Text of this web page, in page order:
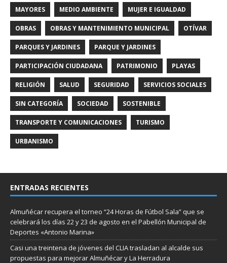
MAYORES MEDIO AMBIENTE MUJER E IGUALDAD
OBRAS OBRAS Y MANTENIMIENTO MUNICIPAL OTÍVAR
PARQUES Y JARDINES PARQUE Y JARDINES
PARTICIPACIÓN CIUDADANA PATRIMONIO PLAYAS
RELIGIÓN SALUD SEGURIDAD SERVICIOS SOCIALES
SIN CATEGORÍA SOCIEDAD SOSTENIBLE
TRANSPORTE Y COMUNICACIONES TURISMO
URBANISMO
ENTRADAS RECIENTES
Almuñécar recupera el torneo “24 Horas de Fútbol Sala” que se
celebrará los días 22 y 23 de agosto en el Pabellón Municipal de
Deportes «Antonio Marina»
Casi una treintena de jóvenes del CLIA trasladan al alcalde sus
propuestas para mejorar Almuñécar y La Herradura